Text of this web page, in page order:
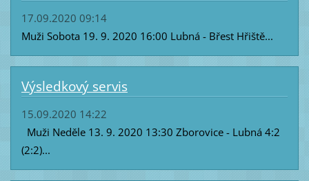
17.09.2020 09:14
Muži Sobota 19. 9. 2020 16:00 Lubná - Břest Hřiště...
Výsledkový servis
15.09.2020 14:22
Muži Neděle 13. 9. 2020 13:30 Zborovice - Lubná 4:2
(2:2)...